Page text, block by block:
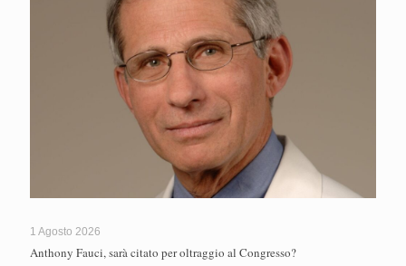
1 Agosto 2026
Anthony Fauci, sarà citato per oltraggio al Congresso?